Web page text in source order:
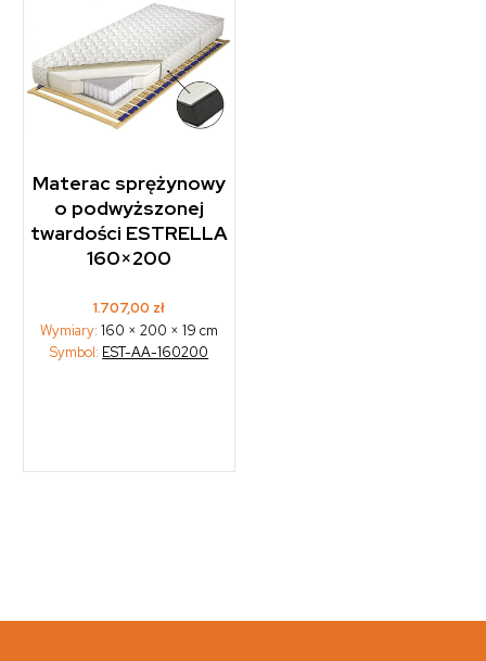
Materac sprężynowy
o podwyższonej
twardości ESTRELLA
160×200
1.707,00 zł
Wymiary:160 × 200 × 19 cm
Symbol: EST-AA-160200